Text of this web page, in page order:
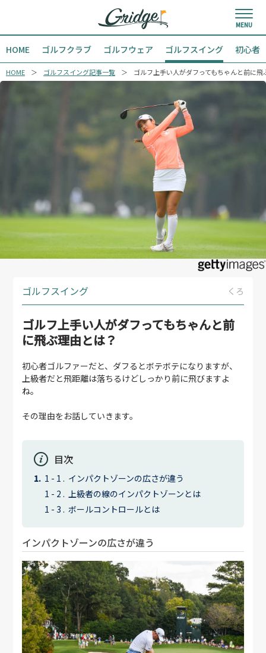
HOME ゴルフクラブ ゴルフウェア ゴルフスイング 初心者
HOME ゴルフスイング記事一覧 ゴルフ上手い人がダフってもちゃんと前に飛
ゴルフスイング くろ
ゴルフ上手い人がダフってもちゃんと前
に飛ぶ理由とは？
初心者ゴルファーだと、ダフるとボテボテになりますが、
上級者だと飛距離は落ちるけどしっかり前に飛びますよ
ね。
その理由をお話していきます。
目次
インパクトゾーンの広さが違う
上級者の線のインパクトゾーンとは
ボールコントロールとは
インパクトゾーンの広さが違う